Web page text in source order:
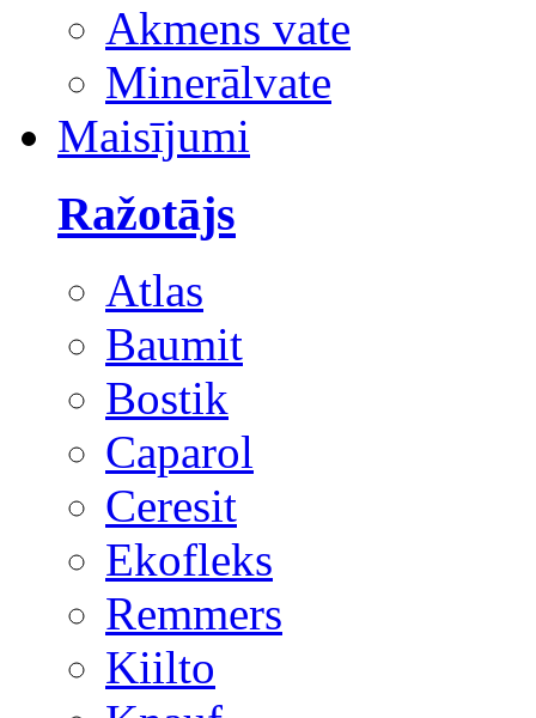
Akmens vate
Minerālvate
Maisījumi
Ražotājs
Atlas
Baumit
Bostik
Caparol
Ceresit
Ekofleks
Remmers
Kiilto